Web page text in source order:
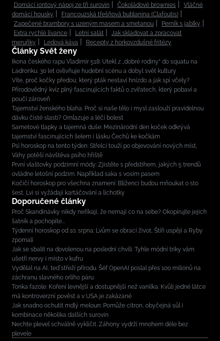
Domácí iontový nápoj ze tří surovin
Čokoládové brownies
Vláčné
domácí housky
Francouzská třešňová bublanina (Clafoutis)
Zapečené brambory s uzeným masem a smetanou
Perník s jablky
Extra rychlé lívance
Letní salát
Jak skladovat a zpracovat
meruňky
Ledová káva Recepty z horkovzdušné fritézy
Články Svět ženy
Ikona českého rapu Vladimír 518: Utekl z „dobré rodiny“ do squatu na
Ladronku. 30 let ovlivňuje hudební scénu a dobyl svět kultury
Víte, proč kočky předou, který pták nestaví hnízdo a jak spí včely?
Přírodovědný kvíz plný fascinujících faktů o zvířatech, který pobaví a
poučí zároveň
Tajemství ženského blaha: Proč si naše tělo i mysl zaslouží pravidelnou
dávku čisté slasti? Omlazuje a léčí bolest
Sametové tlapky a tajemná duše: Mezinárodní den koček odkrývá
tajemství fascinujících šelem i lásku Čechů ke kočkám
Psí horoskop na tento týden: Střelci touží po objevování nových míst,
Váhy potěší návštěva psího hřiště
První vlaštovky podzimní módy: Zjistěte s předstihem, jakých 5 trendů
ovládne letošní podzim. Například saka s vosím pasem
Kočičí horoskop pro všechna znamení: Blíženci budou mňoukat o sto
šest, Lvi si vyžádají kartáčování a lichotky
Doporučené články
Proč Skandinávky nikdy neříkají, že nemají co na sebe? Okopírujte jejich
šatník a pochopíte...
Týdenní horoskop od 10. srpna: Lvům se obrací život, Štíři uspějí a Ryby
zpomalí
Jak se sbalit na dovolenou na poslední chvíli: Tyhle módní triky vám
ušetří nervy i místo v kufru
Vydělal na AI, teď střeží přírodu. Šéf OpenAI poslal přes 100 milionů na
záchranu slavného orlího páru
Tonka fazole: Koření levnější a dostupnější než vanilka. Kvůli jedné látce
má kontroverzní pověst a v USA je zakázané
Jak snadno ochutit mdlý meloun: Pomůže citron, obyčejná sůl i
kombinace několika dalších surovin
Nechte plevel schválně vyklíčit. Záhony vydrží mnohem déle bez
plevele